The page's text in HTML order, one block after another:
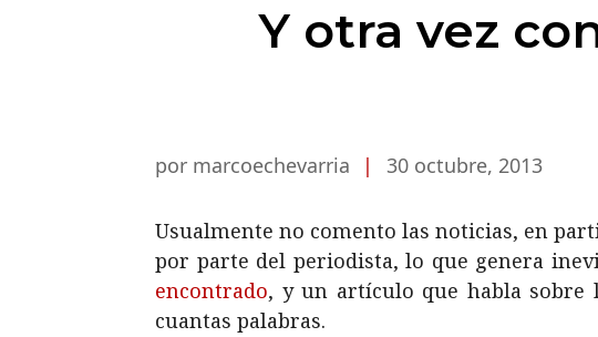
Y otra vez
por marcoechevarria | 30 octubre, 2013
Usualmente no comento las noticias, en
por parte del periodista, lo que genera
encontrado, y un artículo que habla sobre
cuantas palabras.